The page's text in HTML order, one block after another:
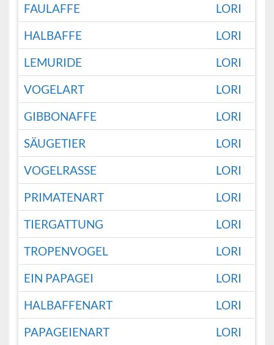
FAULAFFE
LORI
HALBAFFE
LORI
LEMURIDE
LORI
VOGELART
LORI
GIBBONAFFE
LORI
SÄUGETIER
LORI
VOGELRASSE
LORI
PRIMATENART
LORI
TIERGATTUNG
LORI
TROPENVOGEL
LORI
EIN PAPAGEI
LORI
HALBAFFENART
LORI
PAPAGEIENART
LORI